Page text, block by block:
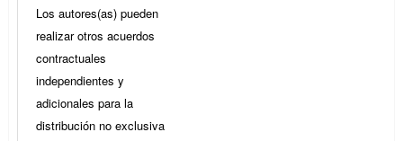
Los autores(as) pueden
realizar otros acuerdos
contractuales
independientes y
adicionales para la
distribución no exclusiva